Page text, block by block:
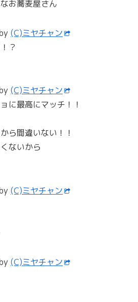
お蕎麦屋さん
(C)ミヤチャン
？
(C)ミヤチャン
に最高にマッチ！！
ら間違いない！！
ないから
(C)ミヤチャン
(C)ミヤチャン